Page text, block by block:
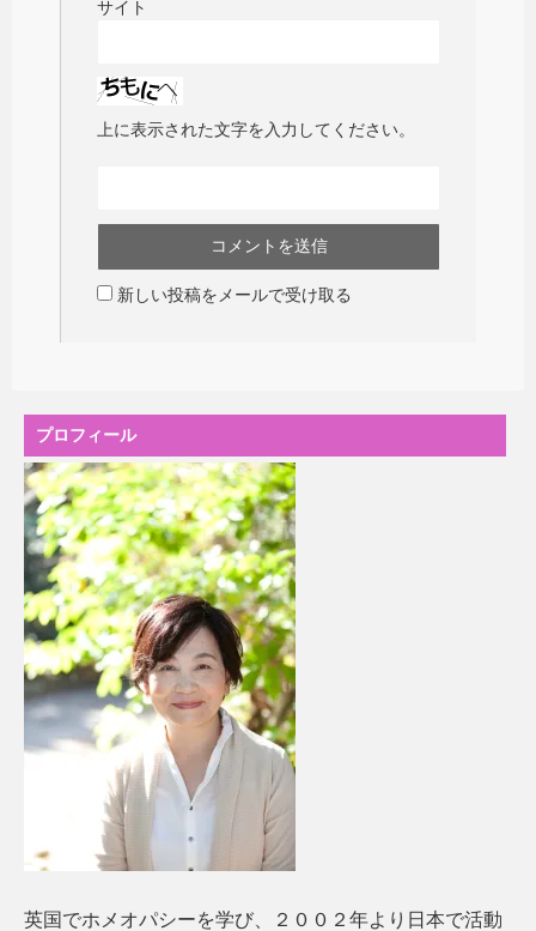
サイト
上に表示された文字を入力してください。
新しい投稿をメールで受け取る
プロフィール
英国でホメオパシーを学び、２００２年より日本で活動